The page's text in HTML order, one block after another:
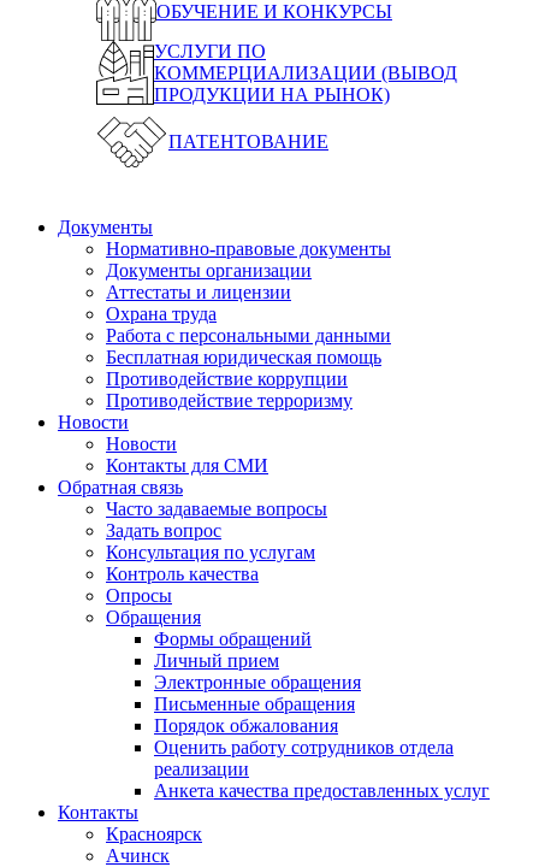
ОБУЧЕНИЕ И КОНКУРСЫ
УСЛУГИ ПО
КОММЕРЦИАЛИЗАЦИИ (ВЫВОД
ПРОДУКЦИИ НА РЫНОК)
ПАТЕНТОВАНИЕ
Документы
Нормативно-правовые документы
Документы организации
Аттестаты и лицензии
Охрана труда
Работа с персональными данными
Бесплатная юридическая помощь
Противодействие коррупции
Противодействие терроризму
Новости
Новости
Контакты для СМИ
Обратная связь
Часто задаваемые вопросы
Задать вопрос
Консультация по услугам
Контроль качества
Опросы
Обращения
Формы обращений
Личный прием
Электронные обращения
Письменные обращения
Порядок обжалования
Оценить работу сотрудников отдела
реализации
Анкета качества предоставленных услуг
Контакты
Красноярск
Ачинск